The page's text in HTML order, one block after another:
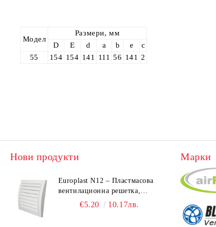
Модел
Размери, мм
D
E d a b e
c
55
154 154 141 111 56 141 2
Нови продукти
Europlast N12 – Пластмасова
вентилационна решетка,
190x190 mm
€5.20 10.17лв.
Марки